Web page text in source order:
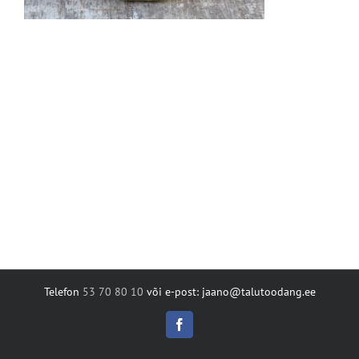
Telefon 53 70 80 10 või e-post: jaano@talutoodang.ee
Facebook